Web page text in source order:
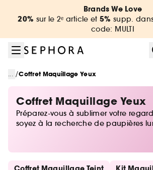
Aller au contenu principal
Aller au pied de pageBrands We Love
20% sur le 2ᵉ article et 5% supp.
code: MULTI
... /Coffret Maquillage Yeux
Coffret Maquillage Yeux
Préparez-vous à sublimer votre
soyez à la recherche de paupières
expérience beauté glamour. Avec
inédite, Sephora vous invite à y aller
Ignorer les liens rapides